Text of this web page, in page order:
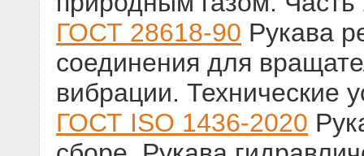
ГОСТ 28618-90 Рукава
соединения для
вибрации. Технические
ГОСТ ISO 1436-2020